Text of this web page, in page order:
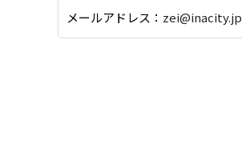
メールアドレス： zei@inacity.jp